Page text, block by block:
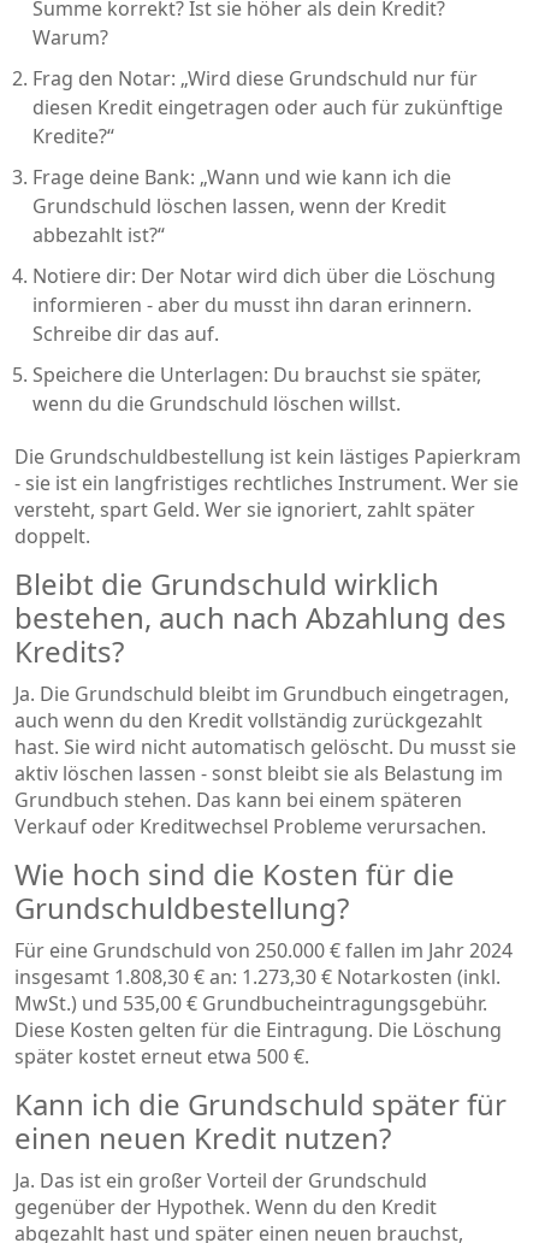
Summe korrekt? Ist sie höher als dein Kredit?
Warum?
Frag den Notar: „Wird diese Grundschuld nur für
diesen Kredit eingetragen oder auch für zukünftige
Kredite?“
Frage deine Bank: „Wann und wie kann ich die
Grundschuld löschen lassen, wenn der Kredit
abbezahlt ist?“
Notiere dir: Der Notar wird dich über die Löschung
informieren - aber du musst ihn daran erinnern.
Schreibe dir das auf.
Speichere die Unterlagen: Du brauchst sie später,
wenn du die Grundschuld löschen willst.
Die Grundschuldbestellung ist kein lästiges Papierkram
- sie ist ein langfristiges rechtliches Instrument. Wer sie
versteht, spart Geld. Wer sie ignoriert, zahlt später
doppelt.
Bleibt die Grundschuld wirklich
bestehen, auch nach Abzahlung des
Kredits?
Ja. Die Grundschuld bleibt im Grundbuch eingetragen,
auch wenn du den Kredit vollständig zurückgezahlt
hast. Sie wird nicht automatisch gelöscht. Du musst sie
aktiv löschen lassen - sonst bleibt sie als Belastung im
Grundbuch stehen. Das kann bei einem späteren
Verkauf oder Kreditwechsel Probleme verursachen.
Wie hoch sind die Kosten für die
Grundschuldbestellung?
Für eine Grundschuld von 250.000 € fallen im Jahr 2024
insgesamt 1.808,30 € an: 1.273,30 € Notarkosten (inkl.
MwSt.) und 535,00 € Grundbucheintragungsgebühr.
Diese Kosten gelten für die Eintragung. Die Löschung
später kostet erneut etwa 500 €.
Kann ich die Grundschuld später für
einen neuen Kredit nutzen?
Ja. Das ist ein großer Vorteil der Grundschuld
gegenüber der Hypothek. Wenn du den Kredit
abgezahlt hast und später einen neuen brauchst,